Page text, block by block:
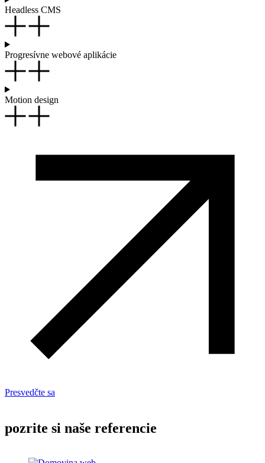
Headless CMS
Progresívne webové aplikácie
Motion design
Presvedčte sa
pozrite si naše referencie